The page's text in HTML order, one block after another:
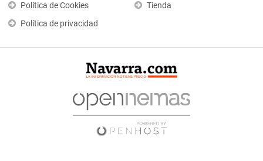
Política de Cookies
Política de privacidad
Tienda